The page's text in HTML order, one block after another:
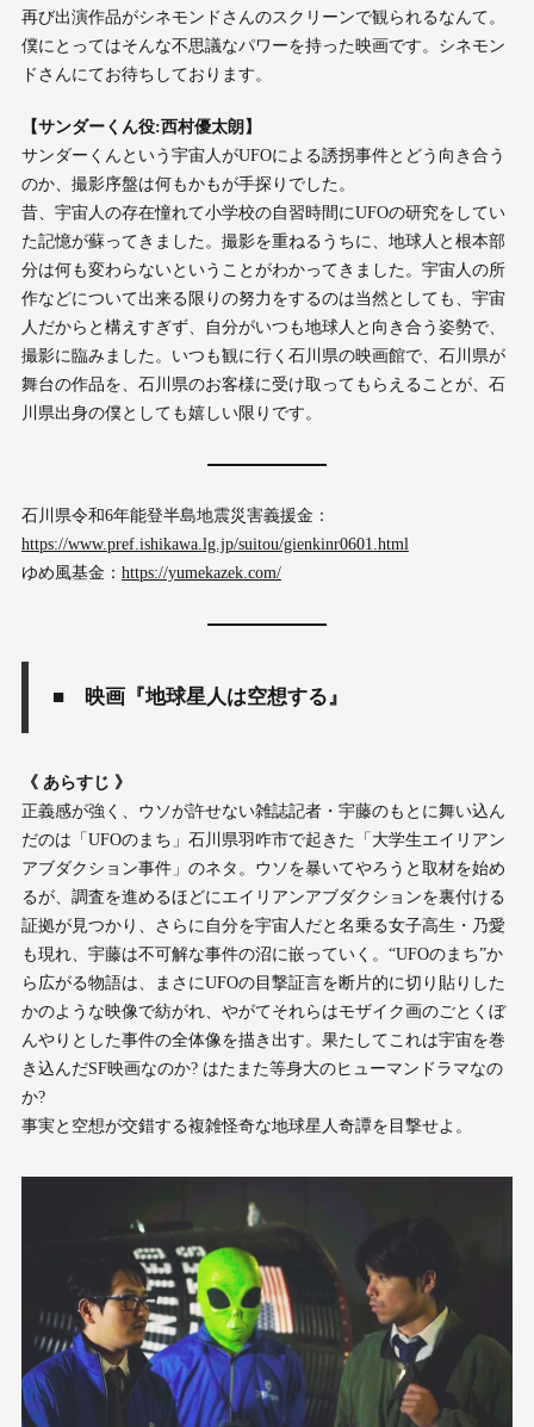
再び出演作品がシネモンドさんのスクリーンで観られるなんて。
僕にとってはそんな不思議なパワーを持った映画です。シネモン
ドさんにてお待ちしております。
【サンダーくん役:西村優太朗】
サンダーくんという宇宙人がUFOによる誘拐事件とどう向き合う
のか、撮影序盤は何もかもが手探りでした。
昔、宇宙人の存在憧れて小学校の自習時間にUFOの研究をしてい
た記憶が蘇ってきました。撮影を重ねるうちに、地球人と根本部
分は何も変わらないということがわかってきました。宇宙人の所
作などについて出来る限りの努力をするのは当然としても、宇宙
人だからと構えすぎず、自分がいつも地球人と向き合う姿勢で、
撮影に臨みました。いつも観に行く石川県の映画館で、石川県が
舞台の作品を、石川県のお客様に受け取ってもらえることが、石
川県出身の僕としても嬉しい限りです。
石川県令和6年能登半島地震災害義援金：
https://www.pref.ishikawa.lg.jp/suitou/gienkinr0601.html
ゆめ風基金： https://yumekazek.com/
■ 映画『地球星人は空想する』
《 あらすじ 》
正義感が強く、ウソが許せない雑誌記者・宇藤のもとに舞い込ん
だのは「UFOのまち」石川県羽咋市で起きた「大学生エイリアン
アブダクション事件」のネタ。ウソを暴いてやろうと取材を始め
るが、調査を進めるほどにエイリアンアブダクションを裏付ける
証拠が見つかり、さらに自分を宇宙人だと名乗る女子高生・乃愛
も現れ、宇藤は不可解な事件の沼に嵌っていく。“UFOのまち”か
ら広がる物語は、まさにUFOの目撃証言を断片的に切り貼りした
かのような映像で紡がれ、やがてそれらはモザイク画のごとくぼ
んやりとした事件の全体像を描き出す。果たしてこれは宇宙を巻
き込んだSF映画なのか? はたまた等身大のヒューマンドラマなの
か?
事実と空想が交錯する複雑怪奇な地球星人奇譚を目撃せよ。